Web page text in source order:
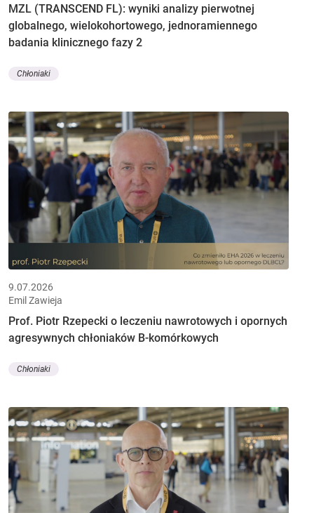
MZL (TRANSCEND FL): wyniki analizy pierwotnej
globalnego, wielokohortowego, jednoramiennego
badania klinicznego fazy 2
Chłoniaki
9.07.2026
Emil Zawieja
Prof. Piotr Rzepecki o leczeniu nawrotowych i opornych
agresywnych chłoniaków B-komórkowych
Chłoniaki